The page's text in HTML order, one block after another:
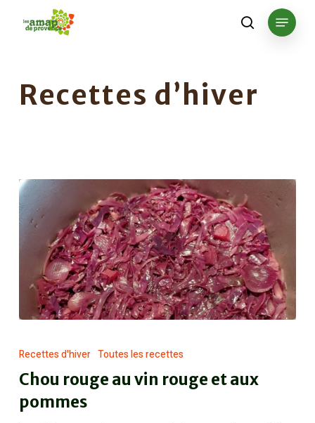
search
Menu
Recettes d’hiver
Recettes d'hiver Toutes les recettes
Chou rouge au vin rouge et aux
pommes